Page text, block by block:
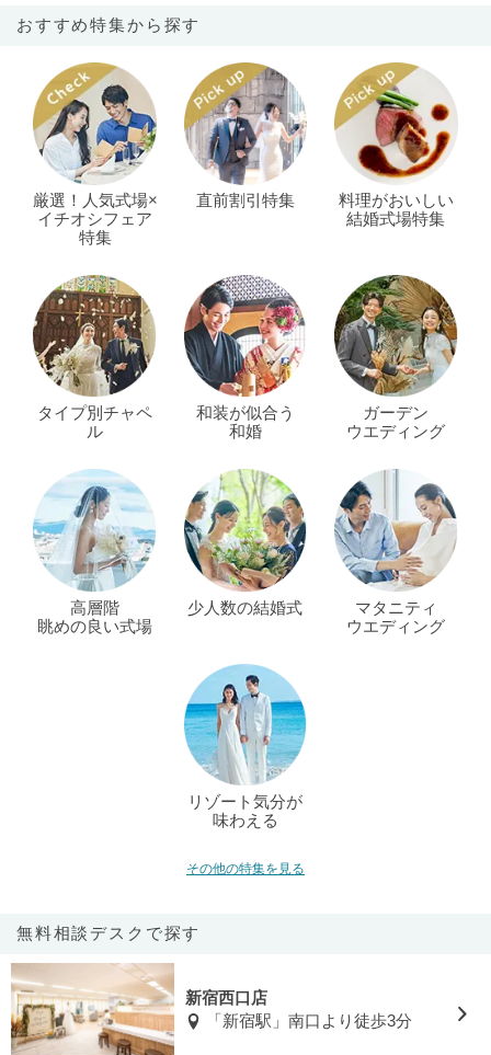
おすすめ特集から探す
厳選！人気式場×
イチオシフェア
特集
直前割引特集
料理がおいしい
結婚式場特集
タイプ別チャペ
ル
和装が似合う
和婚
ガーデン
ウエディング
高層階
眺めの良い式場
少人数の結婚式
マタニティ
ウエディング
リゾート気分が
味わえる
その他の特集を見る
無料相談デスクで探す
新宿西口店
「新宿駅」南口より徒歩3分